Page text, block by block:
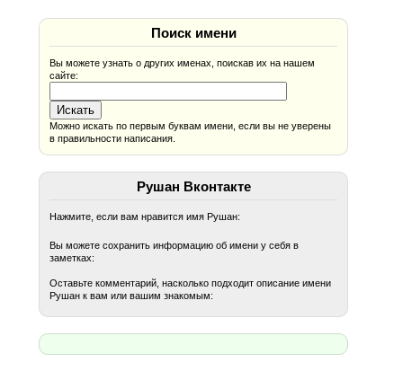
Поиск имени
Вы можете узнать о других именах, поискав их на нашем
сайте:
Можно искать по первым буквам имени, если вы не уверены
в правильности написания.
Рушан Вконтакте
Нажмите, если вам нравится имя Рушан:
Вы можете сохранить информацию об имени у себя в
заметках:
Оставьте комментарий, насколько подходит описание имени
Рушан к вам или вашим знакомым: